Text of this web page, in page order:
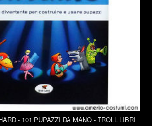
- 101 PUPAZZI DA MANO - TROLL LIBRI